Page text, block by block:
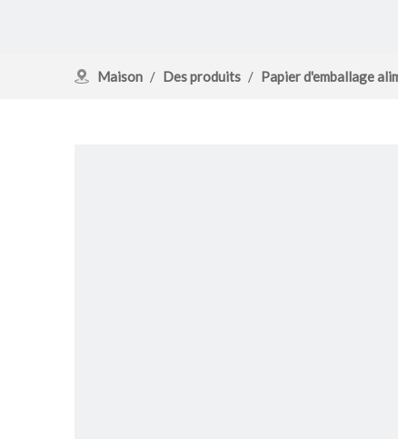
Maison / Des produits / Papier d'emballage